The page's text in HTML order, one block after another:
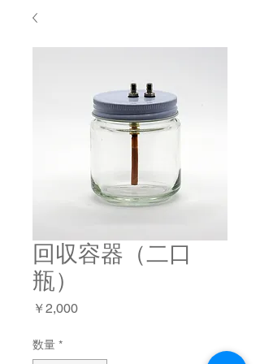
回収容器（二口
瓶）
￥2,000価
数量 *